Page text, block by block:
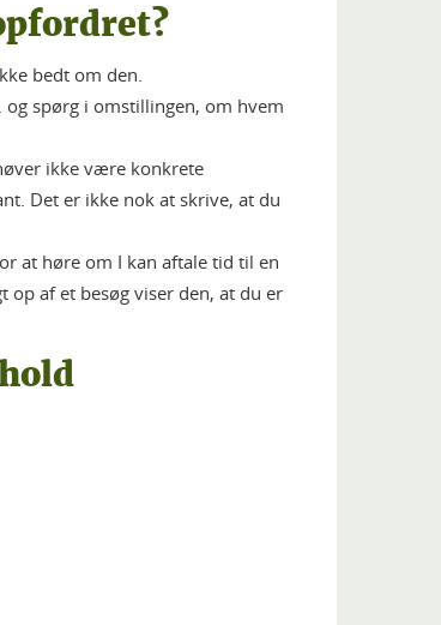
bedt om den.
og spørg i omstillingen, om hvem
ikke være konkrete
Det er ikke nok at skrive, at du
at høre om I kan aftale tid til en
af et besøg viser den, at du er